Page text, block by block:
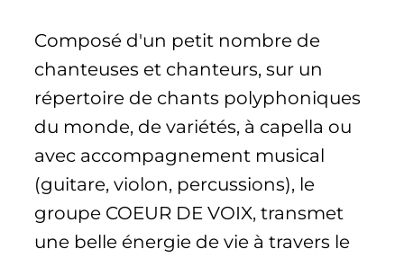
Composé d'un petit nombre de
chanteuses et chanteurs, sur un
répertoire de chants polyphoniques
du monde, de variétés, à capella ou
avec accompagnement musical
(guitare, violon, percussions), le
groupe COEUR DE VOIX, transmet
une belle énergie de vie à travers le